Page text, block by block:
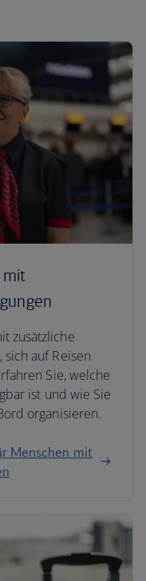
mit
zusätzliche
auf Reisen
Sie, welche
ist und wie Sie
organisieren.
Menschen mit